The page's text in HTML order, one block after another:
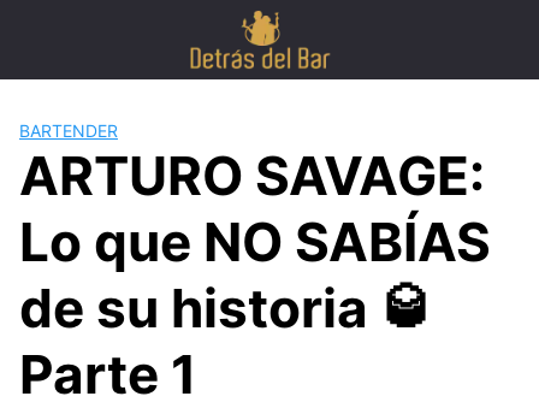
BARTENDER
ARTURO SAVAGE:
Lo que NO SABÍAS
de su historia 🥃
Parte 1